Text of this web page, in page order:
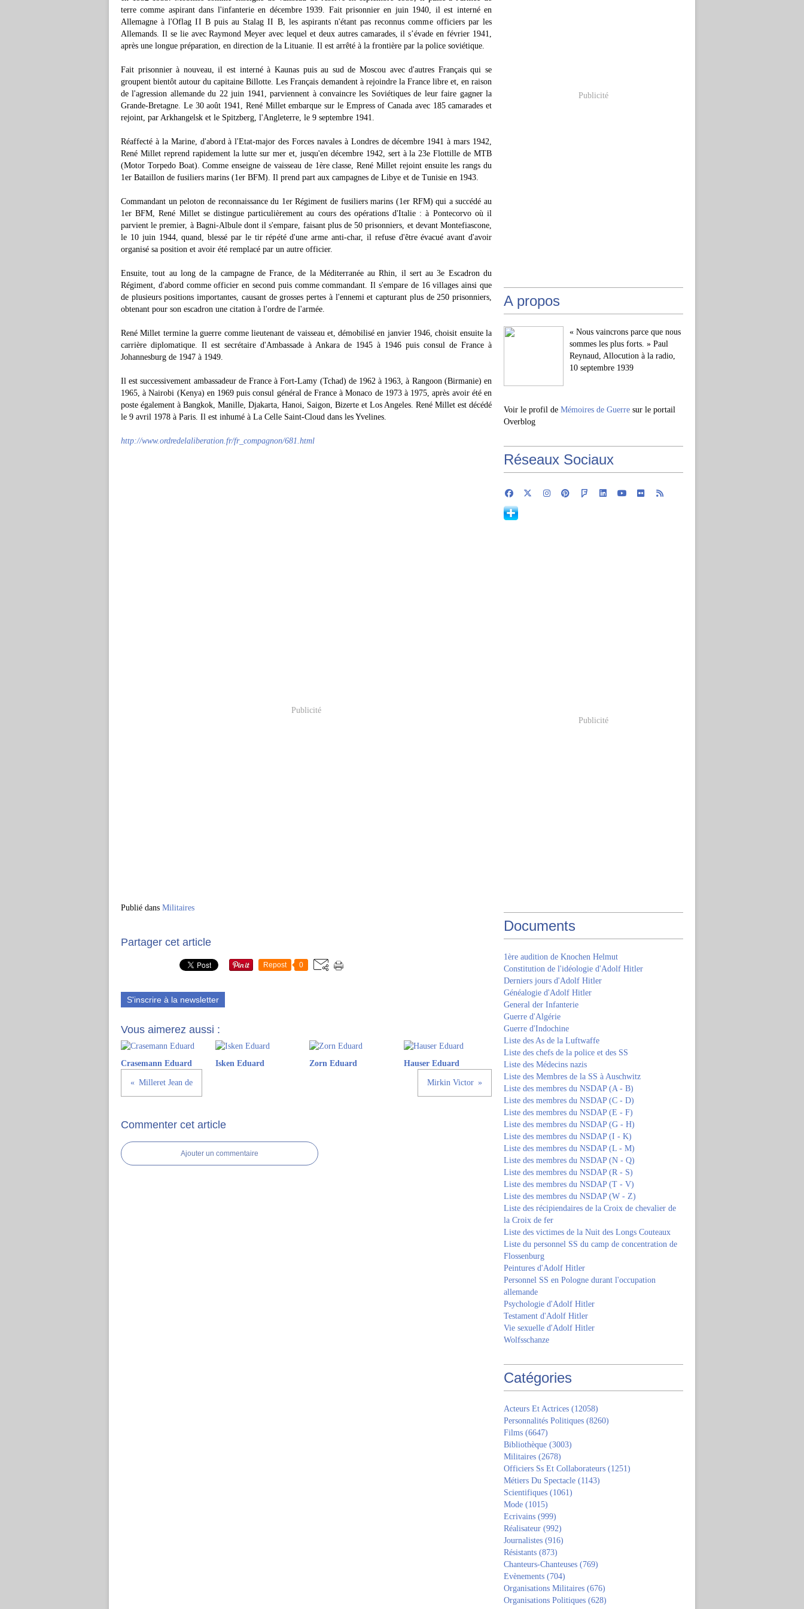
terre comme aspirant dans l'infanterie en décembre 1939. Fait prisonnier en juin 1940, il est interné en
Allemagne à l'Oflag II B puis au Stalag II B, les aspirants n'étant pas reconnus comme officiers par les
Allemands. Il se lie avec Raymond Meyer avec lequel et deux autres camarades, il s’évade en février 1941,
après une longue préparation, en direction de la Lituanie. Il est arrêté à la frontière par la police soviétique.
Fait prisonnier à nouveau, il est interné à Kaunas puis au sud de Moscou avec d'autres Français qui se
groupent bientôt autour du capitaine Billotte. Les Français demandent à rejoindre la France libre et, en raison
de l'agression allemande du 22 juin 1941, parviennent à convaincre les Soviétiques de leur faire gagner la
Grande-Bretagne. Le 30 août 1941, René Millet embarque sur le Empress of Canada avec 185 camarades et
rejoint, par Arkhangelsk et le Spitzberg, l'Angleterre, le 9 septembre 1941.
Réaffecté à la Marine, d'abord à l'Etat-major des Forces navales à Londres de décembre 1941 à mars 1942,
René Millet reprend rapidement la lutte sur mer et, jusqu'en décembre 1942, sert à la 23e Flottille de MTB
(Motor Torpedo Boat). Comme enseigne de vaisseau de 1ère classe, René Millet rejoint ensuite les rangs du
1er Bataillon de fusiliers marins (1er BFM). Il prend part aux campagnes de Libye et de Tunisie en 1943.
Commandant un peloton de reconnaissance du 1er Régiment de fusiliers marins (1er RFM) qui a succédé au
1er BFM, René Millet se distingue particulièrement au cours des opérations d'Italie : à Pontecorvo où il
parvient le premier, à Bagni-Albule dont il s'empare, faisant plus de 50 prisonniers, et devant Montefiascone,
le 10 juin 1944, quand, blessé par le tir répété d'une arme anti-char, il refuse d'être évacué avant d'avoir
organisé sa position et avoir été remplacé par un autre officier.
Ensuite, tout au long de la campagne de France, de la Méditerranée au Rhin, il sert au 3e Escadron du
Régiment, d'abord comme officier en second puis comme commandant. Il s'empare de 16 villages ainsi que
de plusieurs positions importantes, causant de grosses pertes à l'ennemi et capturant plus de 250 prisonniers,
obtenant pour son escadron une citation à l'ordre de l'armée.
René Millet termine la guerre comme lieutenant de vaisseau et, démobilisé en janvier 1946, choisit ensuite la
carrière diplomatique. Il est secrétaire d'Ambassade à Ankara de 1945 à 1946 puis consul de France à
Johannesburg de 1947 à 1949.
Il est successivement ambassadeur de France à Fort-Lamy (Tchad) de 1962 à 1963, à Rangoon (Birmanie) en
1965, à Nairobi (Kenya) en 1969 puis consul général de France à Monaco de 1973 à 1975, après avoir été en
poste également à Bangkok, Manille, Djakarta, Hanoi, Saigon, Bizerte et Los Angeles. René Millet est décédé
le 9 avril 1978 à Paris. Il est inhumé à La Celle Saint-Cloud dans les Yvelines.
http://www.ordredelaliberation.fr/fr_compagnon/681.html
Publicité
Publié dans Militaires
Partager cet article
Repost 0
S'inscrire à la newsletter
Vous aimerez aussi :
Crasemann Eduard Isken Eduard Zorn Eduard Hauser Eduard
Milleret Jean de Mirkin Victor
Commenter cet article
Ajouter un commentaire
Publicité
A propos
« Nous vaincrons parce que nous
sommes les plus forts. » Paul
Reynaud, Allocution à la radio,
10 septembre 1939
Voir le profil de Mémoires de Guerre sur le portail
Overblog
Réseaux Sociaux
Publicité
Documents
1ère audition de Knochen Helmut
Constitution de l'idéologie d'Adolf Hitler
Derniers jours d'Adolf Hitler
Généalogie d'Adolf Hitler
General der Infanterie
Guerre d'Algérie
Guerre d'Indochine
Liste des As de la Luftwaffe
Liste des chefs de la police et des SS
Liste des Médecins nazis
Liste des Membres de la SS à Auschwitz
Liste des membres du NSDAP (A - B)
Liste des membres du NSDAP (C - D)
Liste des membres du NSDAP (E - F)
Liste des membres du NSDAP (G - H)
Liste des membres du NSDAP (I - K)
Liste des membres du NSDAP (L - M)
Liste des membres du NSDAP (N - Q)
Liste des membres du NSDAP (R - S)
Liste des membres du NSDAP (T - V)
Liste des membres du NSDAP (W - Z)
Liste des récipiendaires de la Croix de chevalier de
la Croix de fer
Liste des victimes de la Nuit des Longs Couteaux
Liste du personnel SS du camp de concentration de
Flossenburg
Peintures d'Adolf Hitler
Personnel SS en Pologne durant l'occupation
allemande
Psychologie d'Adolf Hitler
Testament d'Adolf Hitler
Vie sexuelle d'Adolf Hitler
Wolfsschanze
Catégories
Acteurs Et Actrices (12058)
Personnalités Politiques (8260)
Films (6647)
Bibliothèque (3003)
Militaires (2678)
Officiers Ss Et Collaborateurs (1251)
Métiers Du Spectacle (1143)
Scientifiques (1061)
Mode (1015)
Ecrivains (999)
Réalisateur (992)
Journalistes (916)
Résistants (873)
Chanteurs-Chanteuses (769)
Evènements (704)
Organisations Militaires (676)
Organisations Politiques (628)